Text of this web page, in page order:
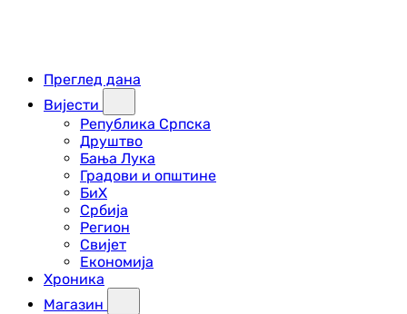
Преглед дана
Вијести
Република Српска
Друштво
Бања Лука
Градови и општине
БиХ
Србија
Регион
Свијет
Економија
Хроника
Магазин